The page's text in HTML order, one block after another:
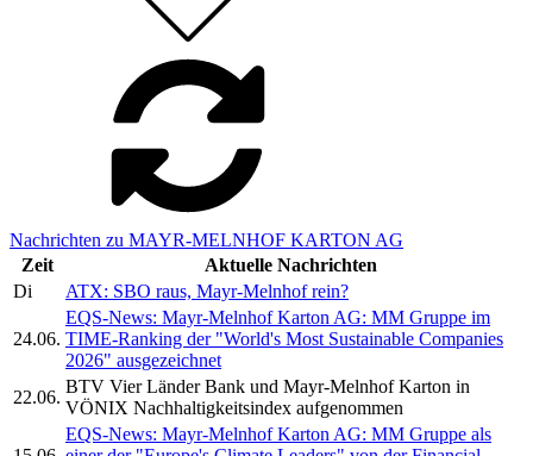
Nachrichten zu MAYR-MELNHOF KARTON AG
Zeit
Aktuelle Nachrichten
Di
ATX: SBO raus, Mayr-Melnhof rein?
24.06.
EQS-News: Mayr-Melnhof Karton AG: MM Gruppe im
TIME-Ranking der "World's Most Sustainable Companies
2026" ausgezeichnet
22.06.
BTV Vier Länder Bank und Mayr-Melnhof Karton in
VÖNIX Nachhaltigkeitsindex aufgenommen
EQS-News: Mayr-Melnhof Karton AG: MM Gruppe als